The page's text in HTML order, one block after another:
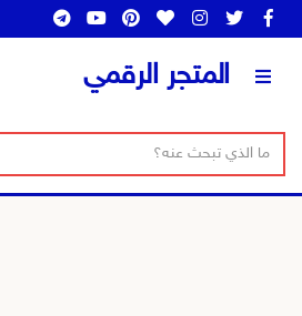
المتجر الرقمي
س
ص
ا